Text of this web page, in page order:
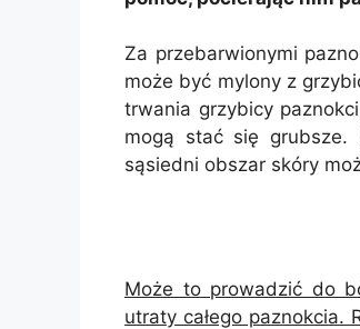
Za przebarwionymi
może być mylony z
trwania grzybicy
mogą stać się grubsze.
sąsiedni obszar skóry
Może to prowadzić do
utraty całego paznokcia.